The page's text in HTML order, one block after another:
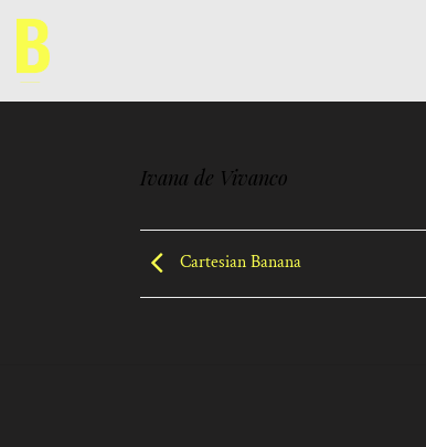
contenido
Ivana de Vivanco
Cartesian Banana